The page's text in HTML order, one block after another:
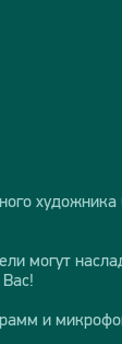
могут
и